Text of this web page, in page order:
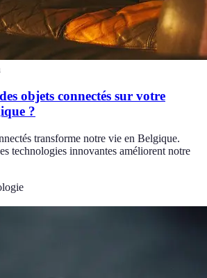
objets connectés sur votre
?
transforme notre vie en Belgique.
technologies innovantes améliorent notre